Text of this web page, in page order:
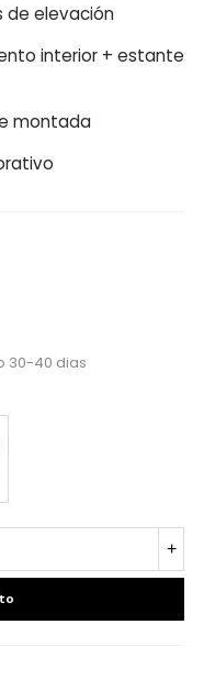
de elevación
interior + estante
montada
30-40 dias
+